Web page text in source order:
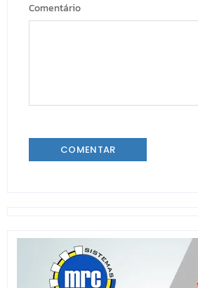
Comentário